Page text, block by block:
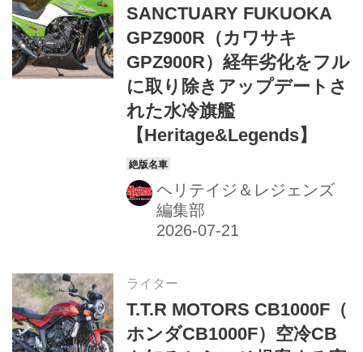
SANCTUARY FUKUOKA
GPZ900R（カワサキ
GPZ900R）経年劣化をフル
に取り除きアップデートさ
れた水冷旗艦
【Heritage&Legends】
ヘリテイジ＆レジェンズ
編集部
ライター
T.T.R MOTORS CB1000F（
ホンダCB1000F）空冷CB